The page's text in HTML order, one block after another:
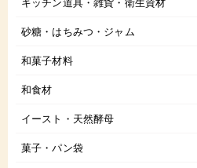
砂糖・はちみつ・ジャム
和菓子材料
和食材
イースト・天然酵母
菓子・パン袋